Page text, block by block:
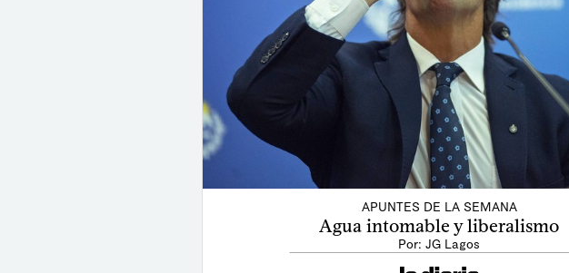
APUNTES DE LA SEMANA
Agua intomable y liberalismo
Por: JG Lagos